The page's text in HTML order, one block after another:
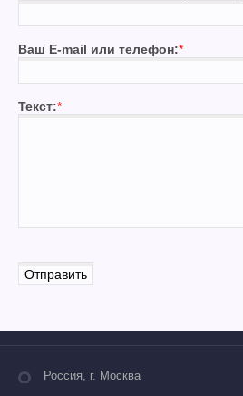
Ваш E-mail или телефон:*
Текст:*
Россия, г. Москва